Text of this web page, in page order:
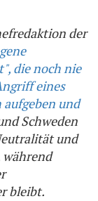
der
die noch nie
eines
und
Schweden
und
bleibt.